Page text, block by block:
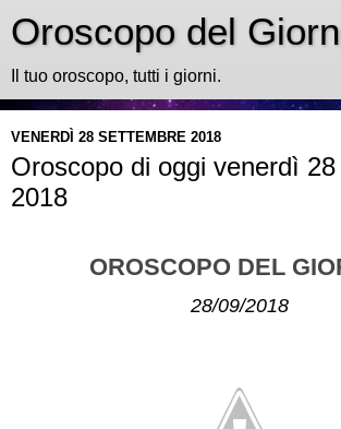
Oroscopo del
Il tuo oroscopo, tutti i giorni.
VENERDÌ 28 SETTEMBRE 2018
Oroscopo di oggi venerdì
2018
OROSCOPO DEL
28/09/2018